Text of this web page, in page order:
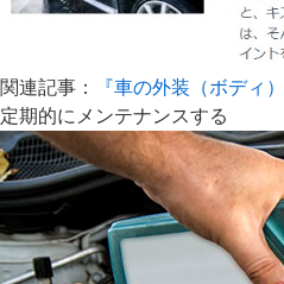
関連記事：
『車の外装（ボディ
定期的にメンテナンスする